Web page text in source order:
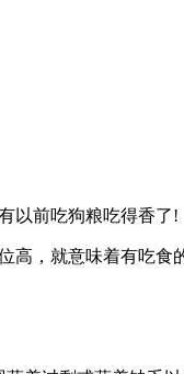
以前吃狗粮吃得香了!
，就意味着有吃食